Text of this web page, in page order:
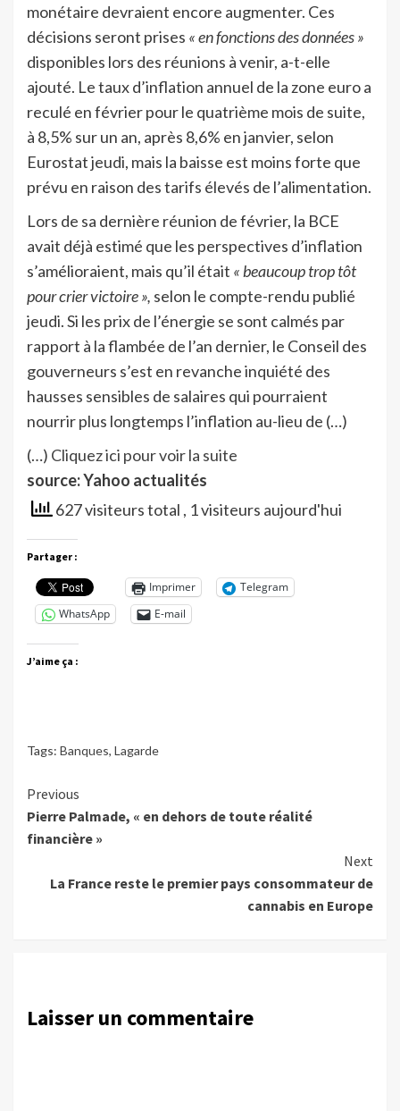
monétaire devraient encore augmenter. Ces
décisions seront prises « en fonctions des données »
disponibles lors des réunions à venir, a-t-elle
ajouté. Le taux d’inflation annuel de la zone euro a
reculé en février pour le quatrième mois de suite,
à 8,5% sur un an, après 8,6% en janvier, selon
Eurostat jeudi, mais la baisse est moins forte que
prévu en raison des tarifs élevés de l’alimentation.
Lors de sa dernière réunion de février, la BCE
avait déjà estimé que les perspectives d’inflation
s’amélioraient, mais qu’il était « beaucoup trop tôt
pour crier victoire », selon le compte-rendu publié
jeudi. Si les prix de l’énergie se sont calmés par
rapport à la flambée de l’an dernier, le Conseil des
gouverneurs s’est en revanche inquiété des
hausses sensibles de salaires qui pourraient
nourrir plus longtemps l’inflation au-lieu de (…)
(…) Cliquez ici pour voir la suite
source: Yahoo actualités
627 visiteurs total , 1 visiteurs aujourd'hui
Partager :
Imprimer
Telegram
WhatsApp
E-mail
J’aime ça :
Tags: Banques, Lagarde
Continue
Reading
Previous
Pierre Palmade, « en dehors de toute réalité
financière »
Next
La France reste le premier pays consommateur de
cannabis en Europe
Laisser un commentaire